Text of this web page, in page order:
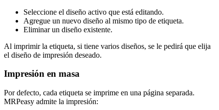
Seleccione el diseño activo que está editando.
Agregue un nuevo diseño al mismo tipo de etiqueta.
Eliminar un diseño existente.
Al imprimir la etiqueta, si tiene varios diseños, se le pedirá que elija
el diseño de impresión deseado.
Impresión en masa
Por defecto, cada etiqueta se imprime en una página separada.
MRPeasy admite la impresión: